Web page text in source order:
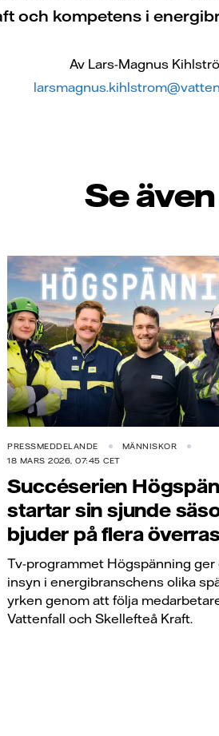
och kompetens i
Av Lars-Magnus
Se även
PRESSMEDDELANDE
MÄNNISKOR
18 MARS 2026, 07:45 CET
Succéserien
startar sin sjunde
bjuder på flera
Tv-programmet Högspänning ger
insyn i energibranschens olika
yrken genom att följa
Vattenfall och Skellefteå Kraft.